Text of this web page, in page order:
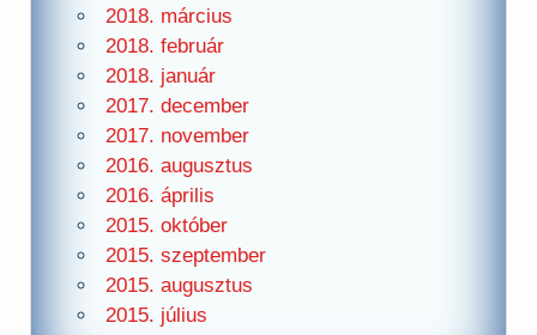
2018. március
2018. február
2018. január
2017. december
2017. november
2016. augusztus
2016. április
2015. október
2015. szeptember
2015. augusztus
2015. július